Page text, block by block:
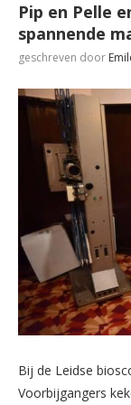
Pip en Pelle
spannende
geschreven door
Bij de Leidse
Voorbijgangers